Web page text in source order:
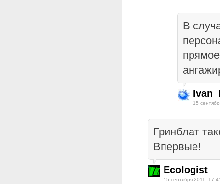
В
15
Гринблат
Впервые!
Ecologist
15 сентября 2011,